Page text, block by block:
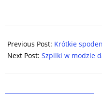
01-
27
Previous Post: Krótkie
Next Post: Szpilki w modzie